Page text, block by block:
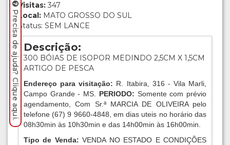
Visitas: 347
Local: MATO GROSSO DO SUL
Status: SEM LANCE
Descrição:
300 BÓIAS DE ISOPOR MEDINDO 2,5CM X 1,5CM
ARTIGO DE PESCA
Endereço para visitação: R. Itabira, 316 - Vila Marli,
Campo Grande - MS. PERIODO: Somente com prévio
agendamento, Com Sr.ª MARCIA DE OLIVEIRA pelo
telefone (67) 9 9660-4848, em dias uteis no horário das
08h30min às 10h30min e das 14h00min às 16h00min.
Tipo de Venda:VENDA NO ESTADO E CONDIÇÕES
Precisa de ajuda? Clique aqui.